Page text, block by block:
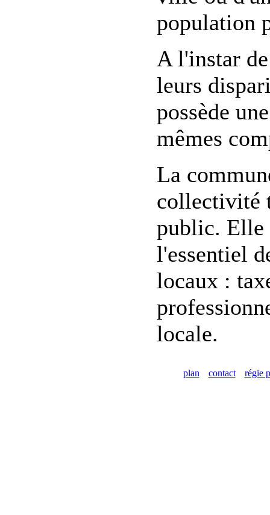
population
A l'instar
leurs
possède
mêmes
La
collectivité
public. Elle
l'essentiel
locaux :
locale.
plan contact régie